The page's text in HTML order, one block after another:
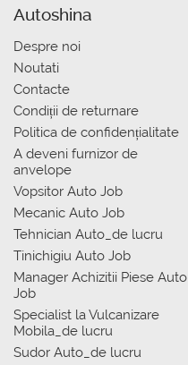
Autoshina
Despre noi
Noutati
Contacte
Condiții de returnare
Politica de confidențialitate
A deveni furnizor de
anvelope
Vopsitor Auto Job
Mecanic Auto Job
Tehnician Auto_de lucru
Tinichigiu Auto Job
Manager Achizitii Piese Auto
Job
Specialist la Vulcanizare
Mobila_de lucru
Sudor Auto_de lucru